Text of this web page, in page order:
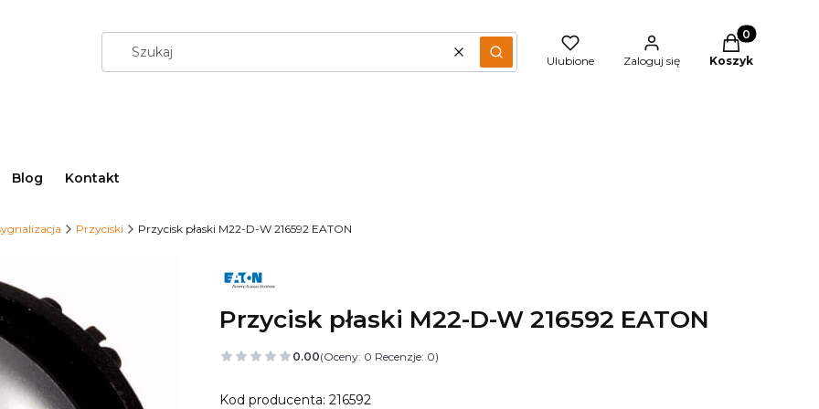
WyczyśćSzukaj Ulubione Zaloguj się
Produkty w
Koszyk
Blog Kontakt
Przyciski Przycisk płaski M22-D-W 216592 EATON
Przycisk płaski M22-D-W 216592 EATON
0.00(Oceny: 0 Recenzje: 0)
Kod producenta: 216592